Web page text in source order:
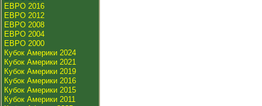
ЕВРО 2016
ЕВРО 2012
ЕВРО 2008
ЕВРО 2004
ЕВРО 2000
Кубок Америки 2024
Кубок Америки 2021
Кубок Америки 2019
Кубок Америки 2016
Кубок Америки 2015
Кубок Америки 2011